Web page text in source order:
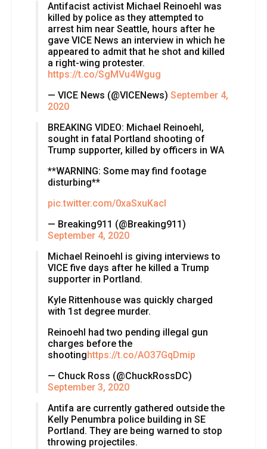
Antifacist activist Michael Reinoehl was
killed by police as they attempted to
arrest him near Seattle, hours after he
gave VICE News an interview in which he
appeared to admit that he shot and killed
a right-wing protester.
https://t.co/SgMVu4Wgug
— VICE News (@VICENews) September 4,
2020
BREAKING VIDEO: Michael Reinoehl,
sought in fatal Portland shooting of
Trump supporter, killed by officers in WA
**WARNING: Some may find footage
disturbing**
pic.twitter.com/0xaSxuKacl
— Breaking911 (@Breaking911)
September 4, 2020
Michael Reinoehl is giving interviews to
VICE five days after he killed a Trump
supporter in Portland.
Kyle Rittenhouse was quickly charged
with 1st degree murder.
Reinoehl had two pending illegal gun
charges before the
shootinghttps://t.co/AO37GqDmip
— Chuck Ross (@ChuckRossDC)
September 3, 2020
Antifa are currently gathered outside the
Kelly Penumbra police building in SE
Portland. They are being warned to stop
throwing projectiles.